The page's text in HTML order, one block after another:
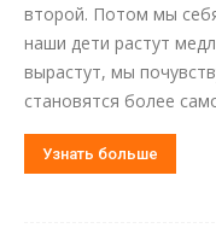
второй. Потом мы
наши дети растут
вырастут, мы
становятся более
Узнать больше